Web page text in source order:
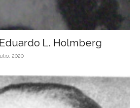
L. Holmberg
2020